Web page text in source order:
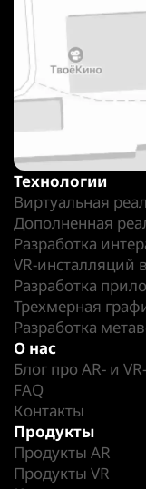
Технологии
Виртуальная
Дополненная
Разработка
VR-инсталляций
Разработка
Трехмерная
Разработка
О нас
Блог про AR- и
FAQ
Контакты
Продукты
Продукты AR
Продукты VR